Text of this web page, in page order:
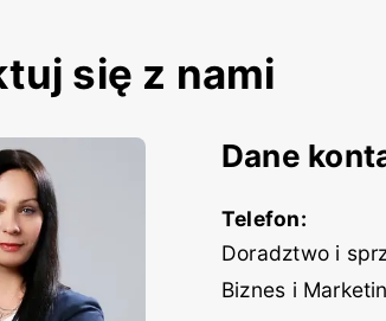
się z nami
Dane
Telefon:
Doradztwo i
Biznes i